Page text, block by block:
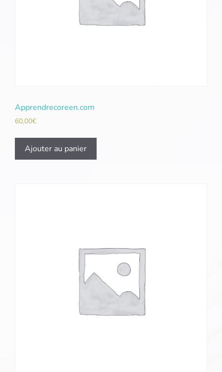
Apprendrecoreen.com
60,00€
Ajouter au panier